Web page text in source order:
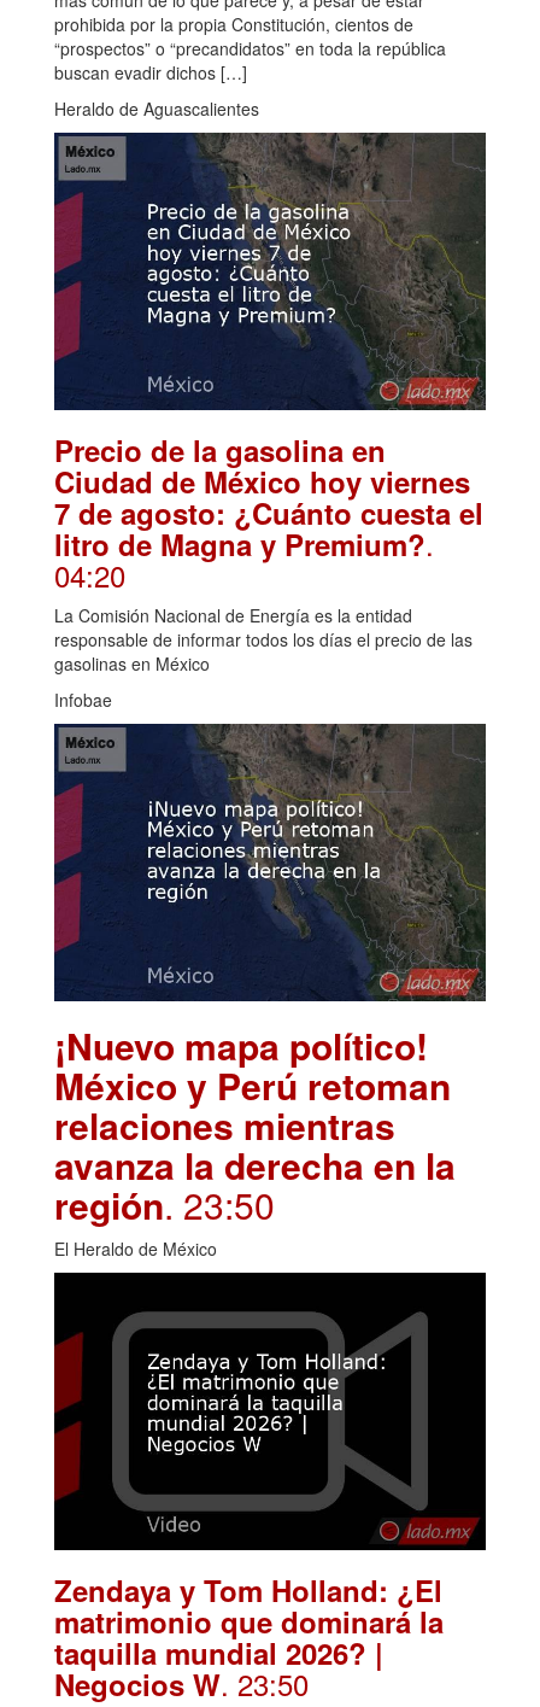
prohibida por la propia Constitución, cientos de
“prospectos” o “precandidatos” en toda la república
buscan evadir dichos […]
Heraldo de Aguascalientes
Precio de la gasolina en
Ciudad de México hoy viernes
7 de agosto: ¿Cuánto cuesta el
litro de Magna y Premium?.
04:20
La Comisión Nacional de Energía es la entidad
responsable de informar todos los días el precio de las
gasolinas en México
Infobae
¡Nuevo mapa político!
México y Perú retoman
relaciones mientras
avanza la derecha en la
región. 23:50
El Heraldo de México
Zendaya y Tom Holland: ¿El
matrimonio que dominará la
taquilla mundial 2026? |
Negocios W. 23:50